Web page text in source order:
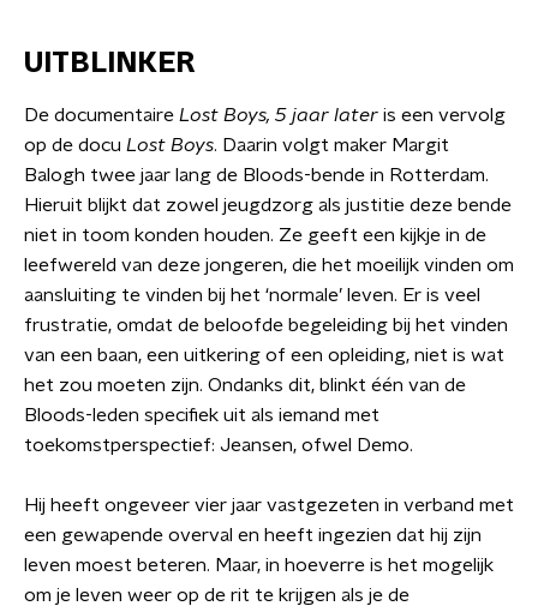
UITBLINKER
De documentaire Lost Boys, 5 jaar later is een vervolg
op de docu Lost Boys. Daarin volgt maker Margit
Balogh twee jaar lang de Bloods-bende in Rotterdam.
Hieruit blijkt dat zowel jeugdzorg als justitie deze bende
niet in toom konden houden. Ze geeft een kijkje in de
leefwereld van deze jongeren, die het moeilijk vinden om
aansluiting te vinden bij het ‘normale’ leven. Er is veel
frustratie, omdat de beloofde begeleiding bij het vinden
van een baan, een uitkering of een opleiding, niet is wat
het zou moeten zijn. Ondanks dit, blinkt één van de
Bloods-leden specifiek uit als iemand met
toekomstperspectief: Jeansen, ofwel Demo.
Hij heeft ongeveer vier jaar vastgezeten in verband met
een gewapende overval en heeft ingezien dat hij zijn
leven moest beteren. Maar, in hoeverre is het mogelijk
om je leven weer op de rit te krijgen als je de